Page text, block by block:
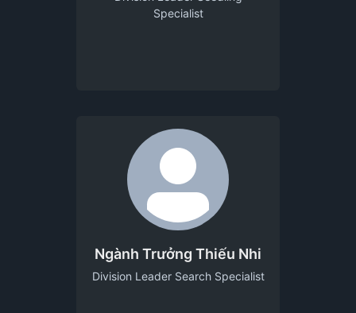
Specialist
Ngành Trưởng Thiếu Nhi
Division Leader Search Specialist